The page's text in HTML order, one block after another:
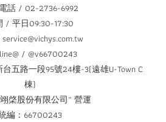
話 / 02-2736-6992
/ 平日09:30-17:30
/ @v66700243
五路一段95號24樓-3(遠雄U-Town C
棟)
棨股份有限公司” 營運
編：66700243